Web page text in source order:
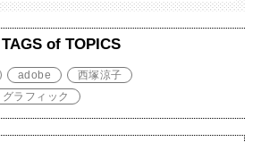
TAGS of TOPICS
adobe
西塚涼子
グラフィック